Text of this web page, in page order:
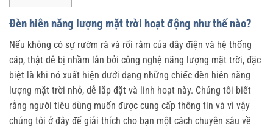
Đèn hiên năng lượng mặt trời hoạt động như thế nào?
Nếu không có sự rườm rà và rối rắm của dây điện và hệ thống
cáp, thật dễ bị nhầm lẫn bởi công nghệ năng lượng mặt trời, đặc
biệt là khi nó xuất hiện dưới dạng những chiếc đèn hiên năng
lượng mặt trời nhỏ, dễ lắp đặt và linh hoạt này. Chúng tôi biết
rằng người tiêu dùng muốn được cung cấp thông tin và vì vậy
chúng tôi ở đây để giải thích cho bạn một cách chuyên sâu về